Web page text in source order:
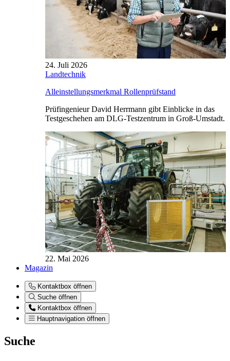
24. Juli 2026
Landtechnik
Alleinstellungsmerkmal Rollenprüfstand
Prüfingenieur David Herrmann gibt Einblicke in das
Testgeschehen am DLG-Testzentrum in Groß-Umstadt.
22. Mai 2026
Magazin
Kontaktbox öffnen
Suche öffnen
Kontaktbox öffnen
Hauptnavigation öffnen
Suche